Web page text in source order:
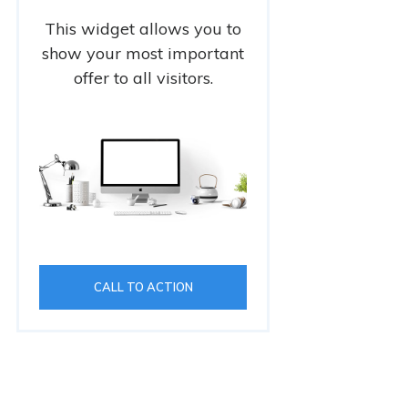
This widget allows you to
show your most important
offer to all visitors.
CALL TO ACTION